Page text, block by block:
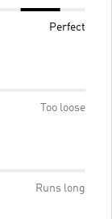
Perfect
Too loose
Runs long